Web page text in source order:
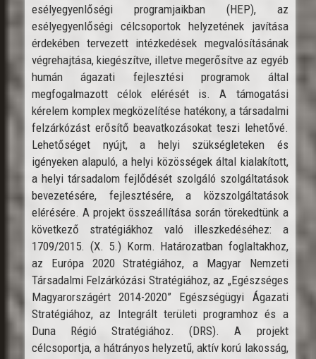
esélyegyenlőségi programjaikban (HEP), az
esélyegyenlőségi célcsoportok helyzetének javítása
érdekében tervezett intézkedések megvalósításának
végrehajtása, kiegészítve, illetve megerősítve az egyéb
humán ágazati fejlesztési programok által
megfogalmazott célok elérését is. A támogatási
kérelem komplex megközelítése hatékony, a társadalmi
felzárkózást erősítő beavatkozásokat teszi lehetővé.
Lehetőséget nyújt, a helyi szükségleteken és
igényeken alapuló, a helyi közösségek által kialakított,
a helyi társadalom fejlődését szolgáló szolgáltatások
bevezetésére, fejlesztésére, a közszolgáltatások
elérésére. A projekt összeállítása során törekedtünk a
következő stratégiákhoz való illeszkedéséhez: a
1709/2015. (X. 5.) Korm. Határozatban foglaltakhoz,
az Európa 2020 Stratégiához, a Magyar Nemzeti
Társadalmi Felzárkózási Stratégiához, az „Egészséges
Magyarországért 2014-2020” Egészségügyi Ágazati
Stratégiához, az Integrált területi programhoz és a
Duna Régió Stratégiához. (DRS). A projekt
célcsoportja, a hátrányos helyzetű, aktív korú lakosság,